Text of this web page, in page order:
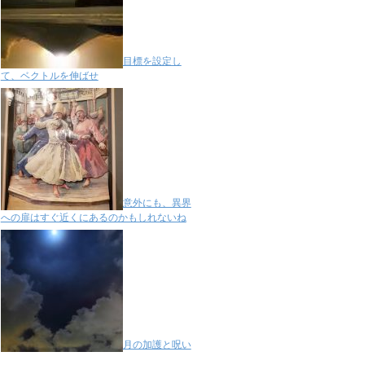
目標を設定し
て、ベクトルを伸ばせ
意外にも、異界
への扉はすぐ近くにあるのかもしれないね
月の加護と呪い